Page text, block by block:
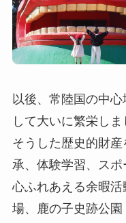
以後、常陸国の中
して大いに繁栄し
そうした歴史的財
承、体験学習、スポ
心ふれあえる余暇
場、鹿の子史跡公